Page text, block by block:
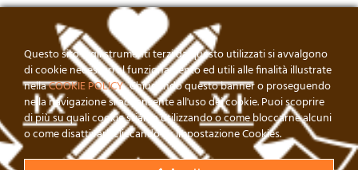
Questo sito o gli strumenti terzi da questo utilizzati si avvalgono
di cookie necessari al funzionamento ed utili alle finalità illustrate
nellaCOOKIE POLICY. Chiudendo questo banner o proseguendo
nella navigazione si acconsente all'uso dei cookie. Puoi scoprire
di più su quali cookie stiamo utilizzando o come bloccarne alcuni
o come disattivarli cliccando su Impostazione Cookies.